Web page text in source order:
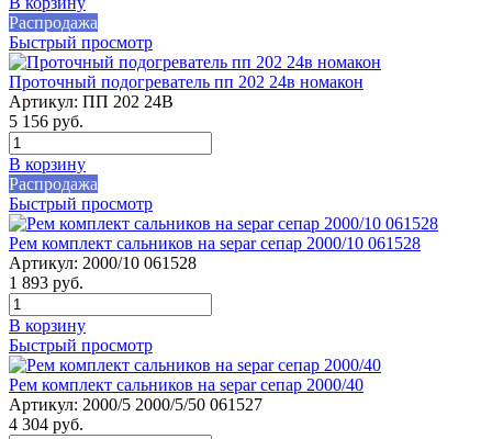
Распродажа
Быстрый просмотр
Проточный подогреватель пп 202 24в номакон
Артикул: ПП 202 24В
5 156 руб.
В корзину
Распродажа
Быстрый просмотр
Рем комплект сальников на separ сепар 2000/10 061528
Артикул: 2000/10 061528
1 893 руб.
В корзину
Быстрый просмотр
Рем комплект сальников на separ сепар 2000/40
Артикул: 2000/5 2000/5/50 061527
4 304 руб.